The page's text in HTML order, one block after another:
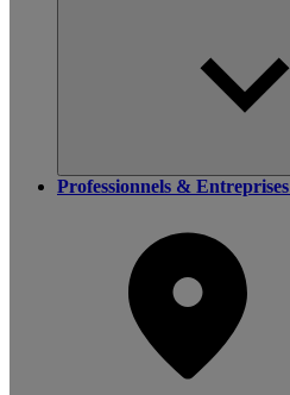
Professionnels & Entreprises